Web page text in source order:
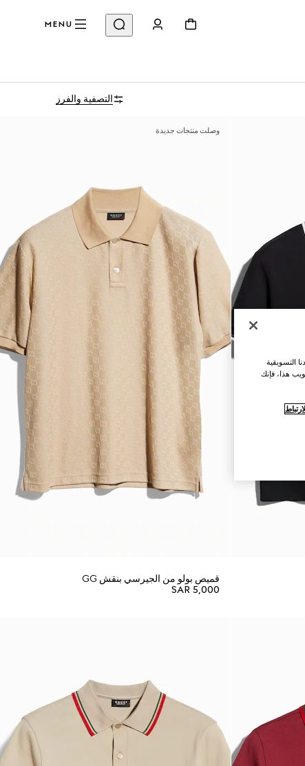
MENU
التصفية والفرز
وصلت منتجات جديدة
قميص بولو من الجيرسي بنقش GG
SAR 5,000
التسويقية
هذا، فإنك